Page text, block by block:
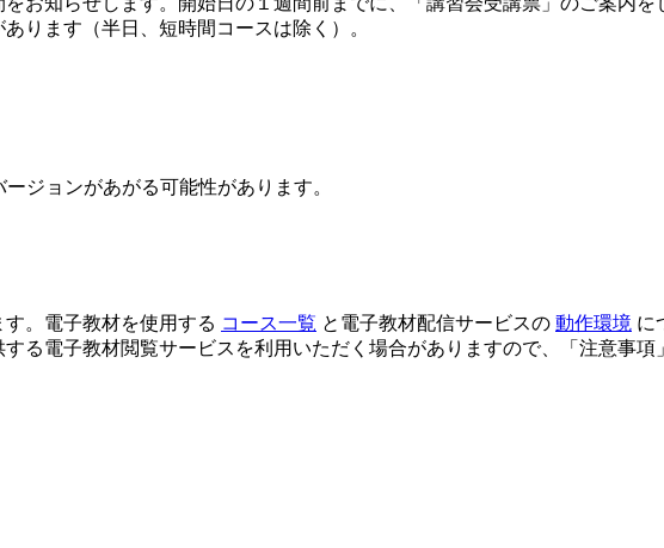
ります（半日、短時間コースは除く）。
ジョンがあがる可能性があります。
。電子教材を使用する コース一覧 と電子教材配信サービスの 動作環境 に
る電子教材閲覧サービスを利用いただく場合がありますので、「注意事項